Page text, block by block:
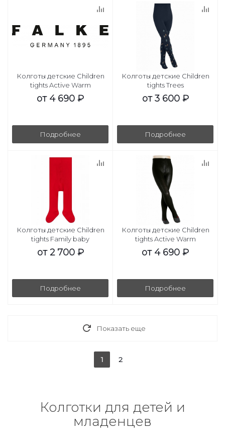
Колготы детские Children
tights Active Warm
от 4 690 ₽
Подробнее
Колготы детские Children
tights Trees
от3 600 ₽
Подробнее
Колготы детские Children
tights Family baby
от2 700 ₽
Подробнее
Колготы детские Children
tights Active Warm
от 4 690 ₽
Подробнее
Показать еще
1 2
Колготки для детей и
младенцев